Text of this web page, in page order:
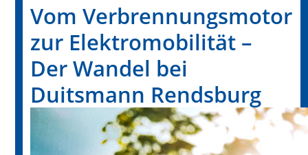
Vom Verbrennungsmotor
zur Elektromobilität –
Der Wandel bei
Duitsmann Rendsburg